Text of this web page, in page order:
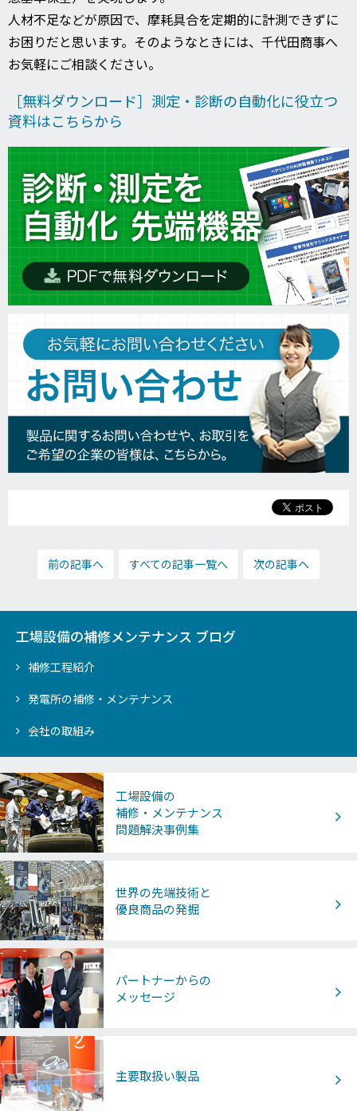
人材不足などが原因で、摩耗具合を定期的に計測できずに
お困りだと思います。そのようなときには、千代田商事へ
お気軽にご相談ください。
［無料ダウンロード］測定・診断の自動化に役立つ
資料はこちらから
前の記事へ すべての記事一覧へ 次の記事へ
工場設備の補修メンテナンス ブログ
補修工程紹介
発電所の補修・メンテナンス
会社の取組み
工場設備の
補修・メンテナンス
問題解決事例集
世界の先端技術と
優良商品の発掘
パートナーからの
メッセージ
主要取扱い製品